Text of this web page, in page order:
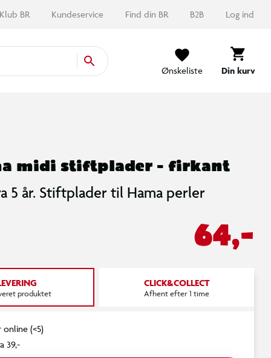
Klub BR Kundeservice Find din BR B2B Log ind
Ønskeliste Din kurv
midi stiftplader - firkant
5 år. Stiftplader til Hama perler
64,-
produktet
CLICK&COLLECT
Afhent efter 1 time
online (<5)
39,-